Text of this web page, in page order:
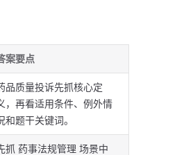
案要点
品质量投诉先抓核心定
，再看适用条件、例外情
和题干关键词。
抓 药事法规管理 场景中